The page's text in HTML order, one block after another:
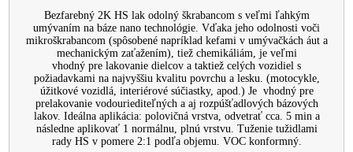
Bezfarebný 2K HS lak odolný škrabancom s veľmi ľahkým
umývaním na báze nano technológie. Vďaka jeho odolnosti voči
mikroškrabancom (spôsobené napríklad kefami v umývačkách áut a
mechanickým zaťažením), tiež chemikáliám, je veľmi
vhodný pre lakovanie dielcov a taktiež celých vozidiel s
požiadavkami na najvyššiu kvalitu povrchu a lesku. (motocykle,
úžitkové vozidlá, interiérové súčiastky, apod.) Je vhodný pre
prelakovanie vodouriediteľných a aj rozpúšťadlových bázových
lakov. Ideálna aplikácia: polovičná vrstva, odvetrať cca. 5 min a
následne aplikovať 1 normálnu, plnú vrstvu. Tuženie tužidlami
rady HS v pomere 2:1 podľa objemu. VOC konformný.